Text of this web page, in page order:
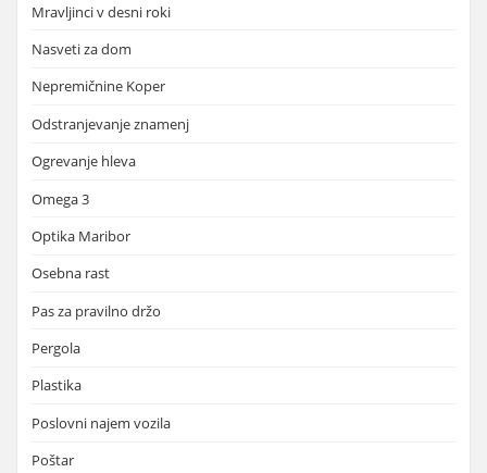
Mravljinci v desni roki
Nasveti za dom
Nepremičnine Koper
Odstranjevanje znamenj
Ogrevanje hleva
Omega 3
Optika Maribor
Osebna rast
Pas za pravilno držo
Pergola
Plastika
Poslovni najem vozila
Poštar